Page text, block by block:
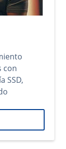
con
SSD,